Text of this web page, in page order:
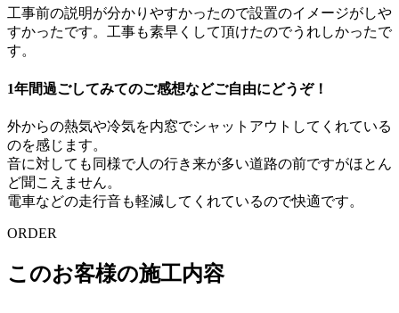
工事前の説明が分かりやすかったので設置のイメージがしや
すかったです。工事も素早くして頂けたのでうれしかったで
す。
1年間過ごしてみてのご感想などご自由にどうぞ！
外からの熱気や冷気を内窓でシャットアウトしてくれている
のを感じます。
音に対しても同様で人の行き来が多い道路の前ですがほとん
ど聞こえません。
電車などの走行音も軽減してくれているので快適です。
ORDER
このお客様の施工内容